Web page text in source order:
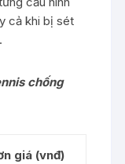
cả khi bị sét
chống
giá (vnđ)